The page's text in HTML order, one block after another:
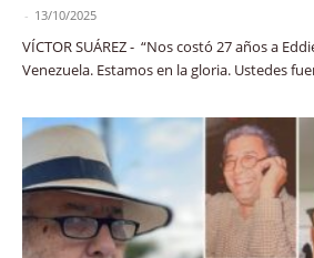
- 13/10/2025
VÍCTOR SUÁREZ - “Nos costó 27 años a
Venezuela. Estamos en la gloria. Ustedes